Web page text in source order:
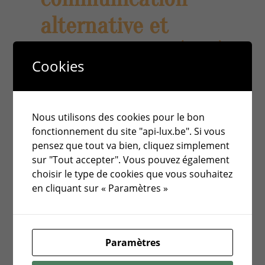
alternative et
COMMUNICATION – Comalso est une
communication adaptée et inclusive.
21 octobre 2025
Matériel pour faciliter
la lecture: Les
Éditeurs Atypiques –
Vers une lecture
Cookies
Nous utilisons des cookies pour le bon
fonctionnement du site "api-lux.be". Si vous
pensez que tout va bien, cliquez simplement
sur "Tout accepter". Vous pouvez également
choisir le type de cookies que vous souhaitez
en cliquant sur « Paramètres »
Paramètres